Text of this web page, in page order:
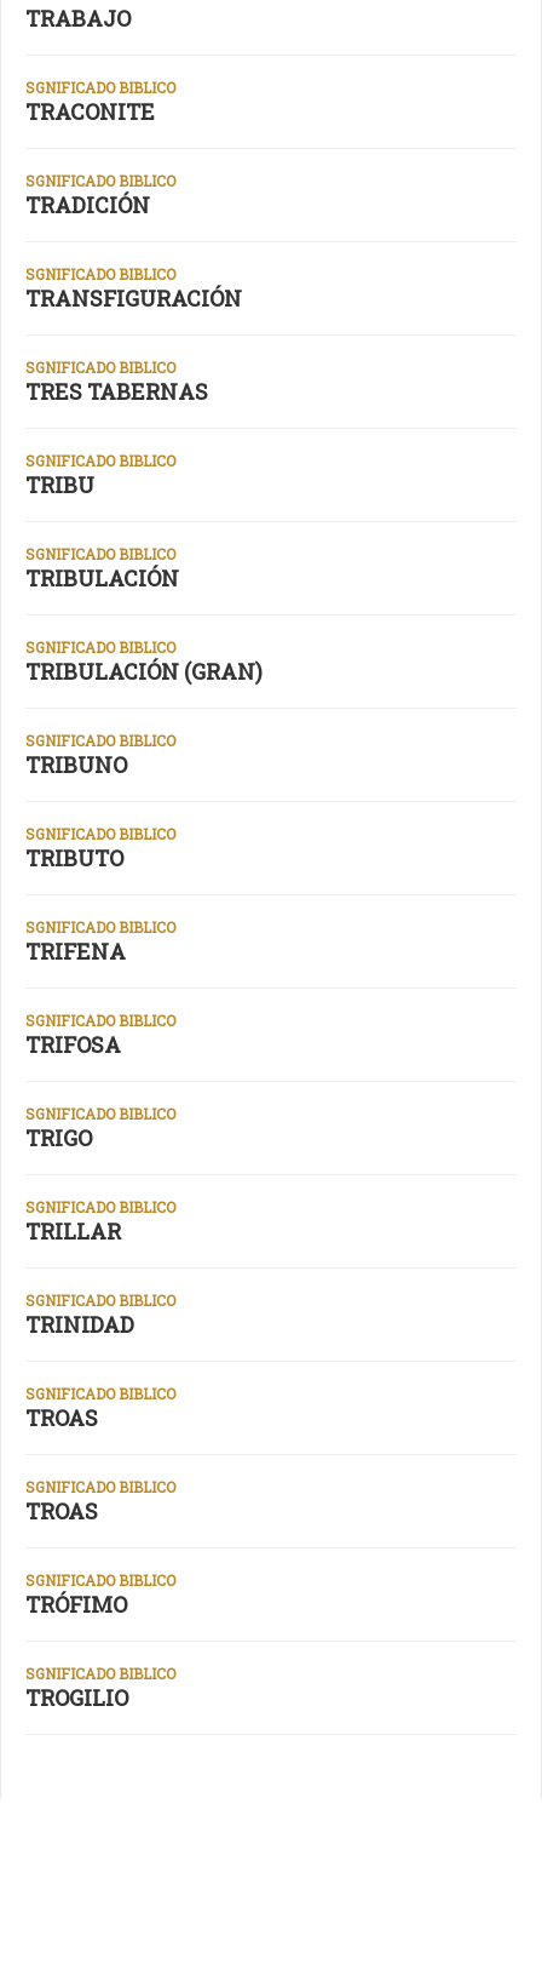
TRABAJO
SGNIFICADO BIBLICO
TRACONITE
SGNIFICADO BIBLICO
TRADICIÓN
SGNIFICADO BIBLICO
TRANSFIGURACIÓN
SGNIFICADO BIBLICO
TRES TABERNAS
SGNIFICADO BIBLICO
TRIBU
SGNIFICADO BIBLICO
TRIBULACIÓN
SGNIFICADO BIBLICO
TRIBULACIÓN (GRAN)
SGNIFICADO BIBLICO
TRIBUNO
SGNIFICADO BIBLICO
TRIBUTO
SGNIFICADO BIBLICO
TRIFENA
SGNIFICADO BIBLICO
TRIFOSA
SGNIFICADO BIBLICO
TRIGO
SGNIFICADO BIBLICO
TRILLAR
SGNIFICADO BIBLICO
TRINIDAD
SGNIFICADO BIBLICO
TROAS
SGNIFICADO BIBLICO
TROAS
SGNIFICADO BIBLICO
TRÓFIMO
SGNIFICADO BIBLICO
TROGILIO